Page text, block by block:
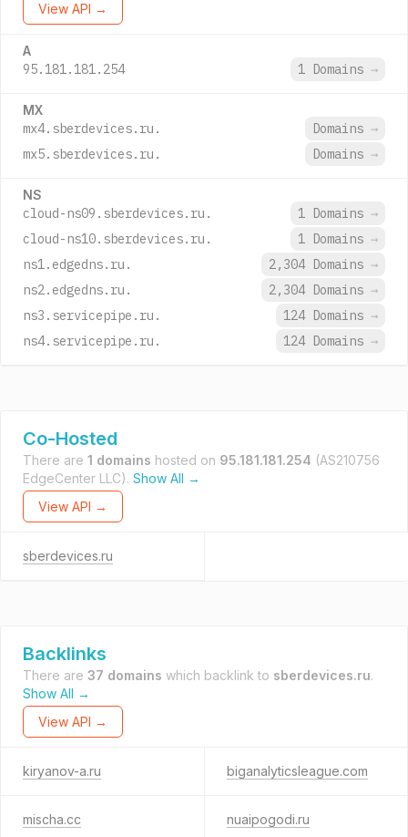
View API →
A
95.181.181.254 1 Domains →
MX
mx4.sberdevices.ru. Domains →
mx5.sberdevices.ru.
Domains →
NS
cloud-ns09.sberdevices.ru. 1 Domains →
cloud-ns10.sberdevices.ru.
1 Domains →
ns1.edgedns.ru.
2,304 Domains →
ns2.edgedns.ru.
2,304 Domains →
ns3.servicepipe.ru.
124 Domains →
ns4.servicepipe.ru.
124 Domains →
Co-Hosted
There are 1 domains hosted on 95.181.181.254 (AS210756
EdgeCenter LLC). Show All →
View API →
sberdevices.ru
Backlinks
There are 37 domains which backlink to sberdevices.ru.
Show All →
View API →
kiryanov-a.ru biganalyticsleague.com
mischa.cc nuaipogodi.ru